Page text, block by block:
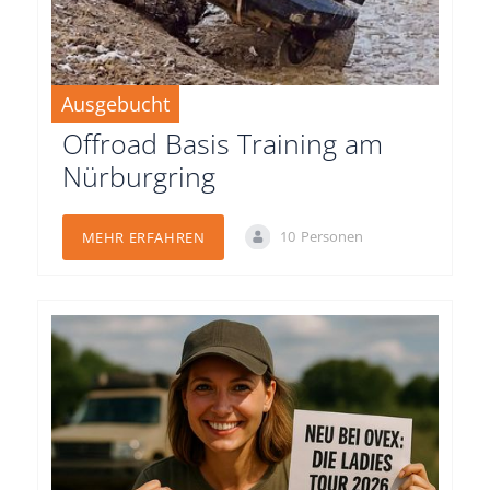
Ausgebucht
15.08.2026
Offroad Basis Training am
Nürburgring
MEHR ERFAHREN 10 Personen